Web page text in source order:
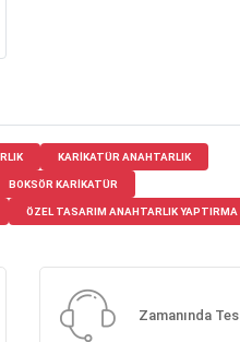
KARIKATÜR ANAHTARLIK
BOKSÖR KARIKATÜR
ÖZEL TASARIM ANAHTARLIK YAPTIRMA
Zamanında